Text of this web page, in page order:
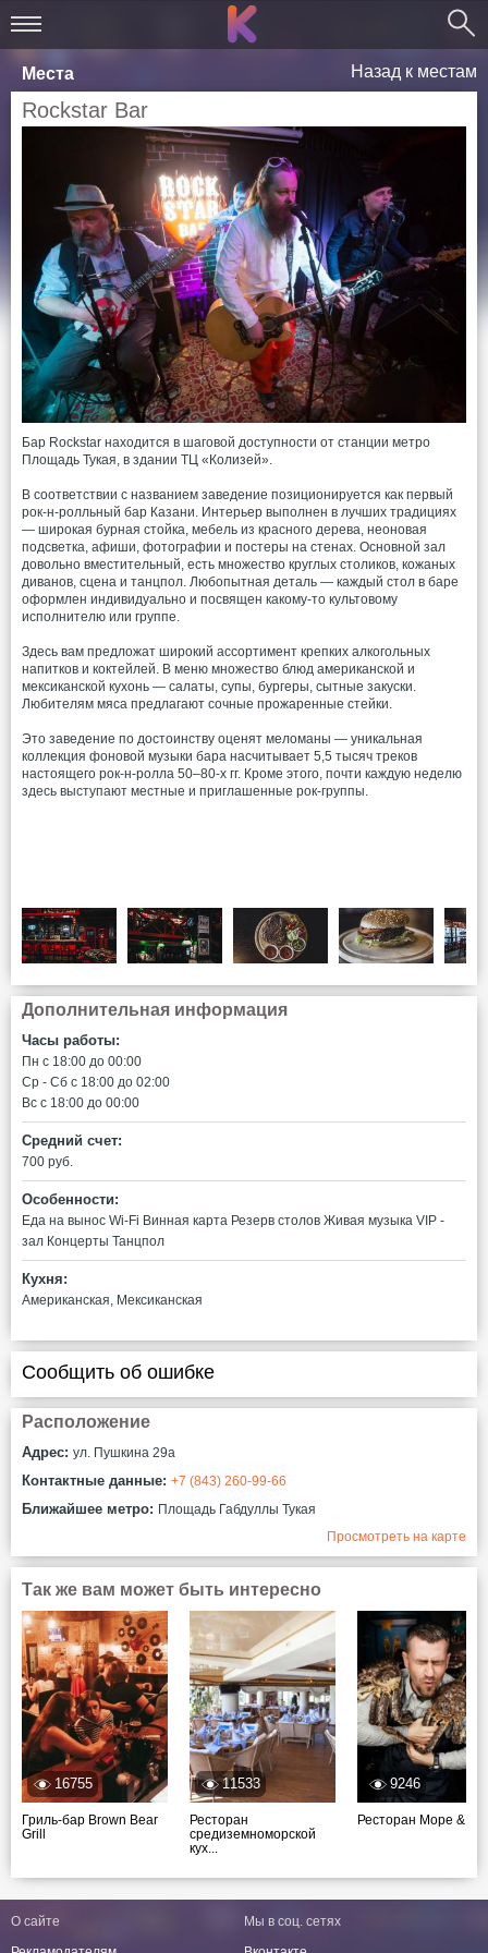
Места Назад к местам
Rockstar Bar
Бар Rockstar находится в шаговой доступности от станции метро
Площадь Тукая, в здании ТЦ «Колизей».
В соответствии с названием заведение позиционируется как первый
рок-н-ролльный бар Казани. Интерьер выполнен в лучших традициях
— широкая бурная стойка, мебель из красного дерева, неоновая
подсветка, афиши, фотографии и постеры на стенах. Основной зал
довольно вместительный, есть множество круглых столиков, кожаных
диванов, сцена и танцпол. Любопытная деталь — каждый стол в баре
оформлен индивидуально и посвящен какому-то культовому
исполнителю или группе.
Здесь вам предложат широкий ассортимент крепких алкогольных
напитков и коктейлей. В меню множество блюд американской и
мексиканской кухонь — салаты, супы, бургеры, сытные закуски.
Любителям мяса предлагают сочные прожаренные стейки.
Это заведение по достоинству оценят меломаны — уникальная
коллекция фоновой музыки бара насчитывает 5,5 тысяч треков
настоящего рок-н-ролла 50–80-х гг. Кроме этого, почти каждую неделю
здесь выступают местные и приглашенные рок-группы.
Дополнительная информация
Часы работы:
Пн c 18:00 до 00:00
Ср - Сб c 18:00 до 02:00
Вс c 18:00 до 00:00
Средний счет:
700 руб.
Особенности:
Еда на вынос Wi-Fi Винная карта Резерв столов Живая музыка VIP -
зал Концерты Танцпол
Кухня:
Американская, Мексиканская
Сообщить об ошибке
Расположение
Адрес: ул. Пушкина 29а
Контактные данные: +7 (843) 260-99-66
Ближайшее метро: Площадь Габдуллы Тукая
Просмотреть на карте
Так же вам может быть интересно
16755
Гриль-бар Brown Bear
Grill
11533
Ресторан
средиземноморской
кух...
9246
Ресторан Море &
О сайте
Мы в соц. сетях